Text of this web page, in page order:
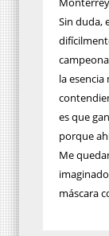
Sin duda,
la
es que
porque
Me
máscara